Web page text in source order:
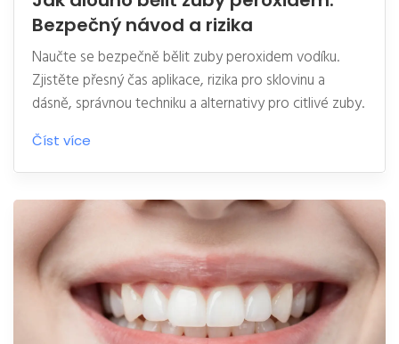
Bezpečný návod a rizika
Naučte se bezpečně bělit zuby peroxidem vodíku.
Zjistěte přesný čas aplikace, rizika pro sklovinu a
dásně, správnou techniku a alternativy pro citlivé zuby.
Číst více